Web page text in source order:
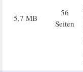
5,7 MB
56
Seiten